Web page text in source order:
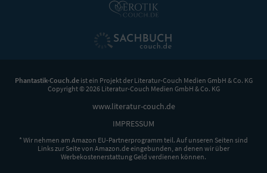
Phantastik-Couch.deist ein Projekt der Literatur-Couch Medien GmbH & Co. KG
Copyright © 2026 Literatur-Couch Medien GmbH & Co. KG
www.literatur-couch.de
IMPRESSUM
* Wir nehmen am Amazon EU-Partnerprogramm teil. Auf unseren Seiten sind
Links zur Seite von Amazon.de eingebunden, an denen wir über
Werbekostenerstattung Geld verdienen können.